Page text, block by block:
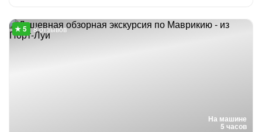
На машине
5 часов
8 отзывов